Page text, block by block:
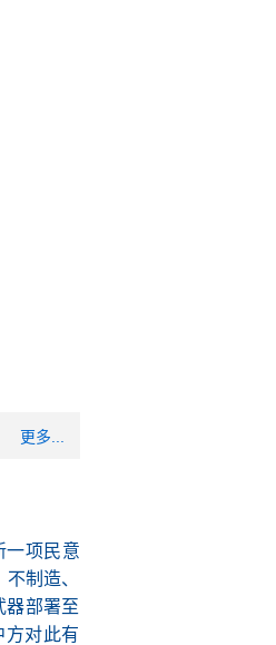
更多...
一项民意
制造、
器部署至
方对此有